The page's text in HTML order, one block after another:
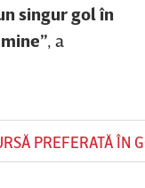
singur gol în
, a
PREFERATĂ ÎN